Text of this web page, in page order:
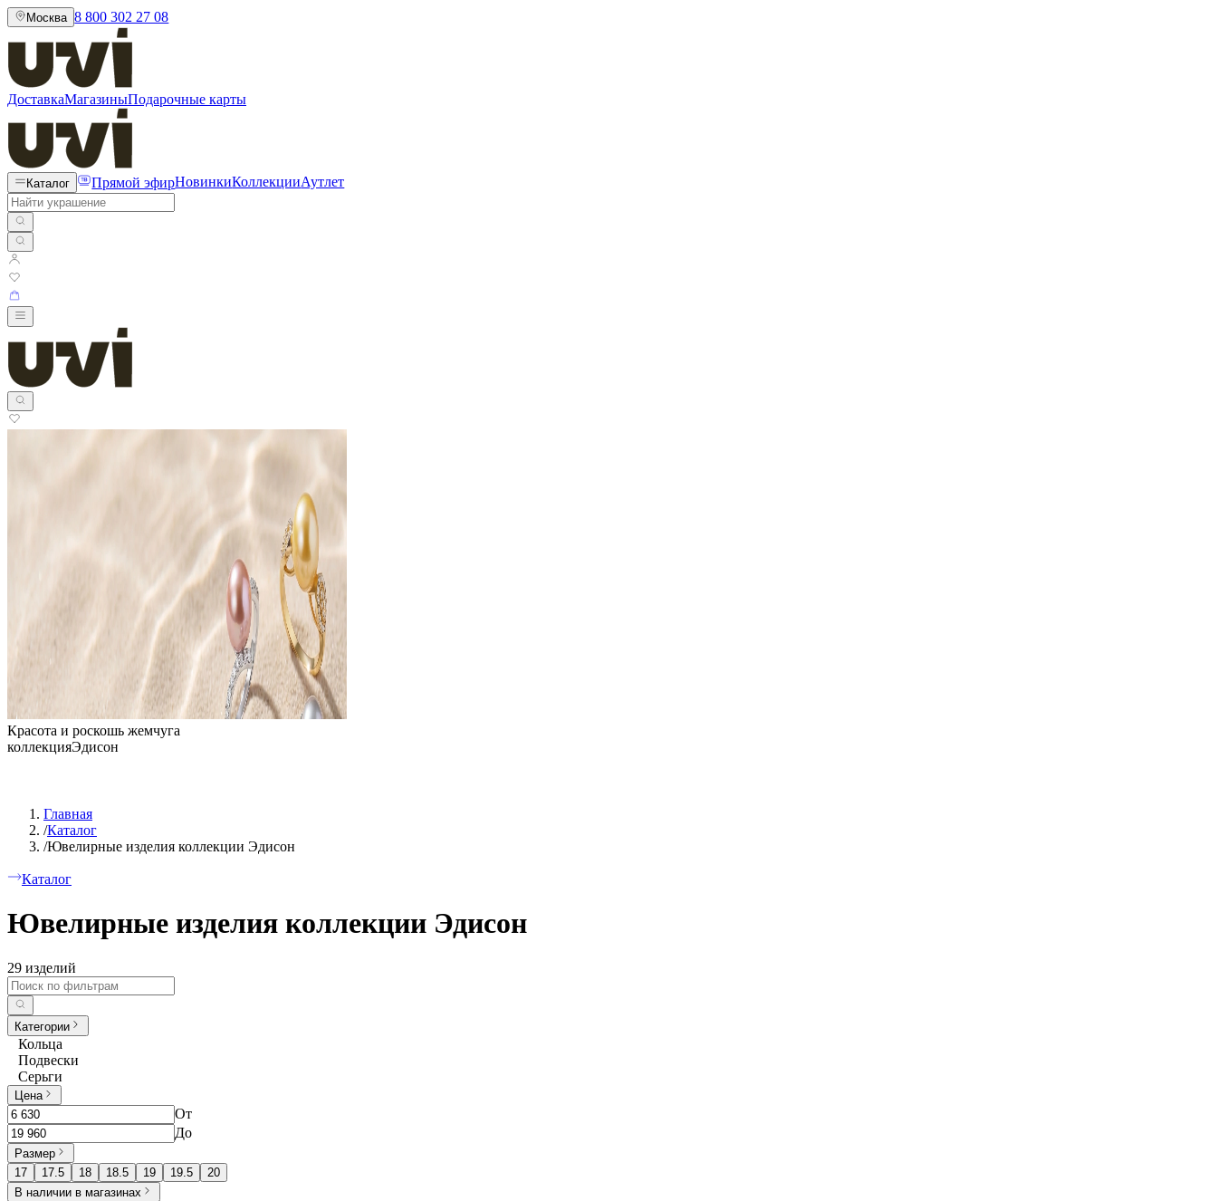
Москва 8 800 302 27 08
ДоставкаМагазиныПодарочные карты
Каталог Прямой эфирНовинкиКоллекцииАутлет
Красота и роскошь жемчуга
коллекцияЭдисон
Главная
/Каталог
/Ювелирные изделия коллекции Эдисон
Каталог
Ювелирные изделия коллекции Эдисон
29 изделий
Категории
Кольца
Подвески
Серьги
Цена
От
До
Размер
17
17.5 18 18.5 19 19.5
20
В наличии в магазинах